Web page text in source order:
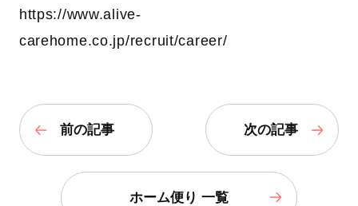
https://www.alive-
carehome.co.jp/recruit/career/
前の記事 次の記事
ホーム便り 一覧